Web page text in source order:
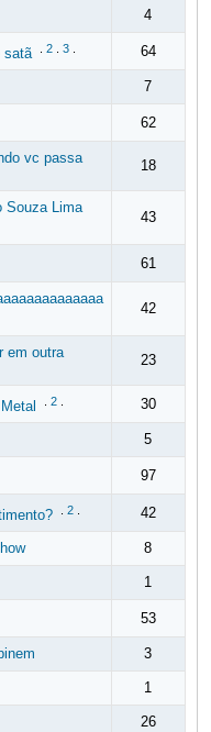
4
satã 2. 3. 64
7
62
vc passa
18
Souza Lima
43
61
42
em outra
23
2. 30
5
97
2. 42
8
1
53
3
1
26